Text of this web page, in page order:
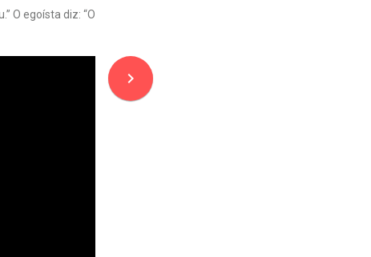
O egoísta diz: “O
navigate_next